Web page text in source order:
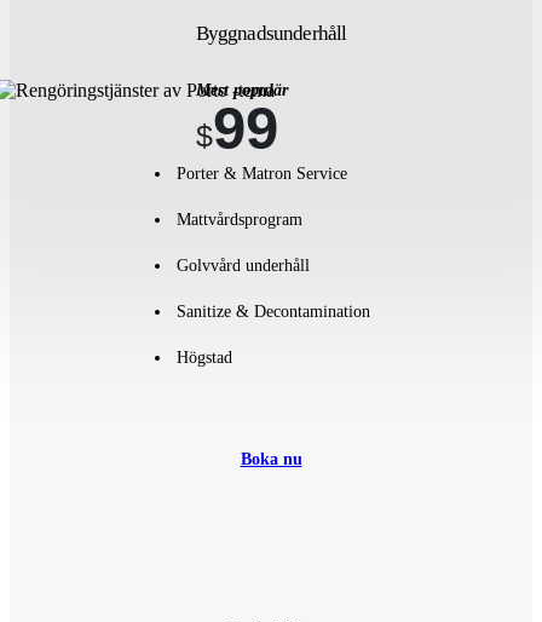
Byggnadsunderhåll
Mest populär
$99
Boka nu
Porter & Matron Service
Mattvårdsprogram
Golvvård underhåll
Sanitize & Decontamination
Högstad